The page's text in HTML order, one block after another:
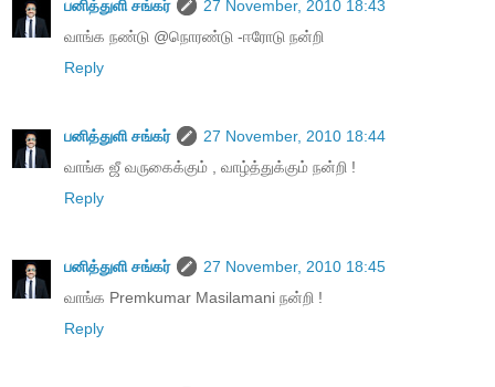
பனித்துளி சங்கர்
27 November, 2010 18:43
வாங்க நண்டு @நொரண்டு -ஈரோடு நன்றி
Reply
பனித்துளி சங்கர்
27 November, 2010 18:44
வாங்க ஜீ வருகைக்கும் , வாழ்த்துக்கும் நன்றி !
Reply
பனித்துளி சங்கர்
27 November, 2010 18:45
வாங்க Premkumar Masilamani நன்றி !
Reply